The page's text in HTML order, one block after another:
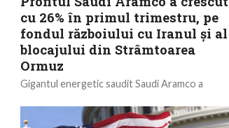
cu 26% în primul trimestru, pe
fondul războiului cu Iranul şi al
blocajului din Strâmtoarea
Ormuz
Gigantul energetic saudit Saudi Aramco a
profitului net ajustat în primul trimestru din
2026, depăşind...